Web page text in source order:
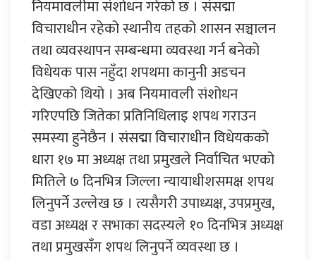
नियमावलीमा संशोधन गरेको छ । संसद्मा
विचाराधीन रहेको स्थानीय तहको शासन सञ्चालन
तथा व्यवस्थापन सम्बन्धमा व्यवस्था गर्न बनेको
विधेयक पास नहुँदा शपथमा कानुनी अडचन
देखिएको थियो । अब नियमावली संशोधन
गरिएपछि जितेका प्रतिनिधिलाइ शपथ गराउन
समस्या हुनेछैन । संसद्मा विचाराधीन विधेयकको
धारा १७ मा अध्यक्ष तथा प्रमुखले निर्वाचित भएको
मितिले ७ दिनभित्र जिल्ला न्यायाधीशसमक्ष शपथ
लिनुपर्ने उल्लेख छ । त्यसैगरी उपाध्यक्ष, उपप्रमुख,
वडा अध्यक्ष र सभाका सदस्यले १० दिनभित्र अध्यक्ष
तथा प्रमुखसँग शपथ लिनुपर्ने व्यवस्था छ ।